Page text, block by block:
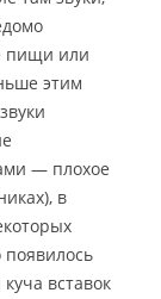
ж
и
пищи или
этим
— плохое
в
появилось
вставок